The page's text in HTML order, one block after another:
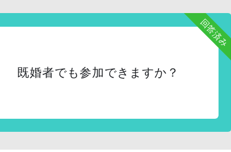
回答済み
既婚者でも参加できますか？